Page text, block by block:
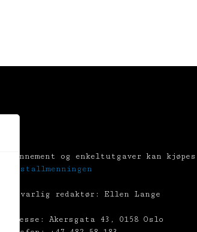
Abonnement og enkeltutgaver kan
Tekstallmenningen
Ansvarlig redaktør: Ellen Lange
Adresse: Akersgata 43, 0158 Oslo